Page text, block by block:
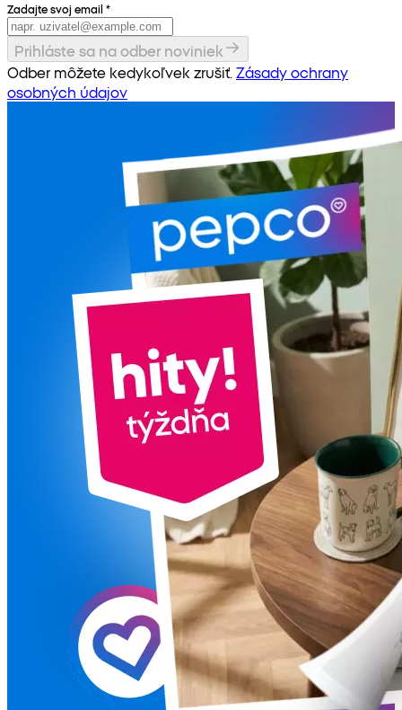
Zadajte svoj email *
Prihláste sa na odber noviniek
Odber môžete kedykoľvek zrušiť. Zásady ochrany
osobných údajov